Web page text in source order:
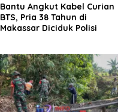
Bantu Angkut Kabel Curian
BTS, Pria 38 Tahun di
Makassar Diciduk Polisi